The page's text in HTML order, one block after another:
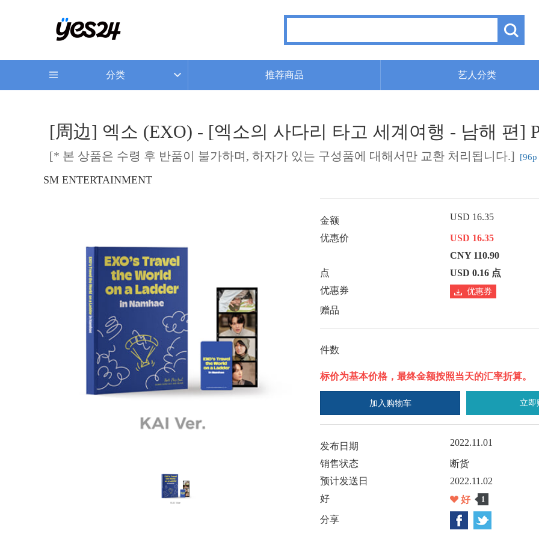
分类 推荐商品 艺人分类
[周边] 엑소 (EXO) - [엑소의 사다리 타고 세계여행 - 남해 편]
[* 본 상품은 수령 후 반품이 불가하며, 하자가 있는 구성품에 대해서만 교환 처리됩니다.]
SM ENTERTAINMENT
金额 USD 16.35
优惠价
USD 16.35
CNY 110.90
点
USD 0.16 点
优惠券
优惠券
赠品
件数
标价为基本价格，最终金额按照当天的汇率折算。
加入购物车 立即
发布日期 2022.11.01
销售状态
断货
预计发送日
2022.11.02
好
好 1
分享